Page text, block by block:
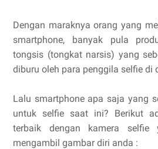
Dengan maraknya orang yang
smartphone, banyak pula
tongsis (tongkat narsis) yang
diburu oleh para penggila selfie di
Lalu smartphone apa saja yang
untuk selfie saat ini? Berikut
terbaik dengan kamera selfie
mengambil gambar diri anda :